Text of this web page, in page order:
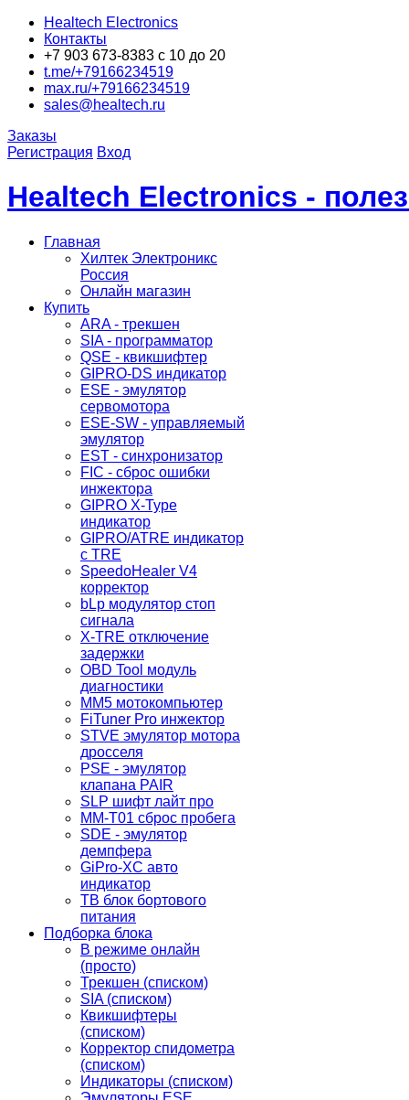
Healtech Electronics
Контакты
+7 903 673-8383 с 10 до 20
t.me/+79166234519
max.ru/+79166234519
sales@healtech.ru
Заказы
Регистрация Вход
Healtech Electronics -
Главная
Хилтек Электроникс
Россия
Онлайн магазин
Купить
ARA - трекшен
SIA - программатор
QSE - квикшифтер
GIPRO-DS индикатор
ESE - эмулятор
сервомотора
ESE-SW - управляемый
эмулятор
EST - синхронизатор
FIC - сброс ошибки
инжектора
GIPRO X-Type
индикатор
GIPRO/ATRE индикатор
с TRE
SpeedoHealer V4
корректор
bLp модулятор стоп
сигнала
X-TRE отключение
задержки
OBD Tool модуль
диагностики
MM5 мотокомпьютер
FiTuner Pro инжектор
STVE эмулятор мотора
дросселя
PSE - эмулятор
клапана PAIR
SLP шифт лайт про
MM-T01 сброс пробега
SDE - эмулятор
демпфера
GiPro-XC авто
индикатор
TB блок бортового
питания
Подборка блока
В режиме онлайн
(просто)
Трекшен (списком)
SIA (списком)
Квикшифтеры
(списком)
Корректор спидометра
(списком)
Индикаторы (списком)